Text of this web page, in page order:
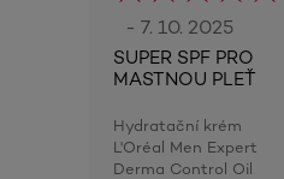
- 7. 10. 2025
SUPER SPF PRO
MASTNOU PLEŤ
Hydratační krém
L'Oréal Men Expert
Derma Control Oil